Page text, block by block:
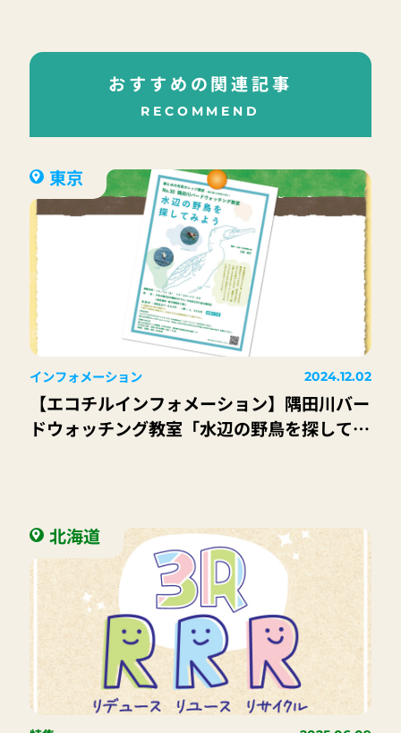
おすすめの関連記事
RECOMMEND
東京
インフォメーション 2024.12.02
【エコチルインフォメーション】隅田川バー
ドウォッチング教室「水辺の野鳥を探してみ
北海道